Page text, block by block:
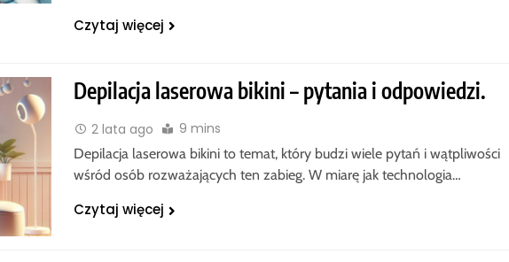
Czytaj więcej
Depilacja laserowa bikini – pytania i odpowiedzi.
2 lata ago 9 mins
Depilacja laserowa bikini to temat, który budzi wiele pytań i wątpliwości
wśród osób rozważających ten zabieg. W miarę jak technologia…
Czytaj więcej